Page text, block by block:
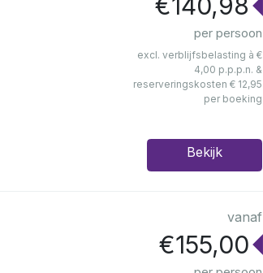
per persoon
excl. verblijfsbelasting à €
4,00 p.p.p.n. &
reserveringskosten € 12,95
per boeking
Bekijk
vanaf
€155,00